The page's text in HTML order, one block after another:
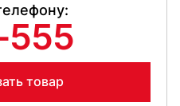
товар